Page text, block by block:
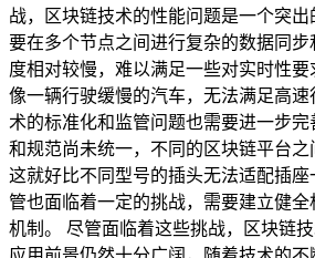
战，区块链技术的性能问题是一个突
要在多个节点之间进行复杂的数据同
度相对较慢，难以满足一些对实时性
像一辆行驶缓慢的汽车，无法满足高
术的标准化和监管问题也需要进一步
和规范尚未统一，不同的区块链平台之
这就好比不同型号的插头无法适配插
管也面临着一定的挑战，需要建立健
机制。 尽管面临着这些挑战，区块链